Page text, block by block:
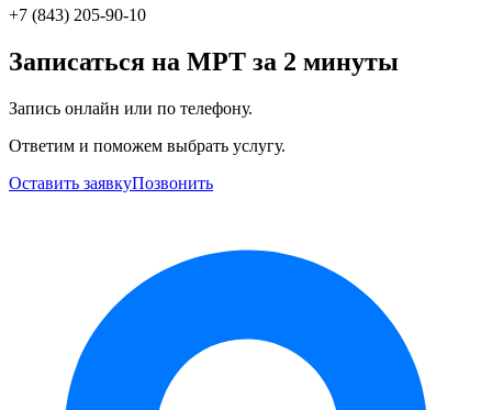
+7 (843) 205-90-10
Записаться на МРТ за 2 минуты
Запись онлайн или по телефону.
Ответим и поможем выбрать услугу.
Оставить заявкуПозвонить